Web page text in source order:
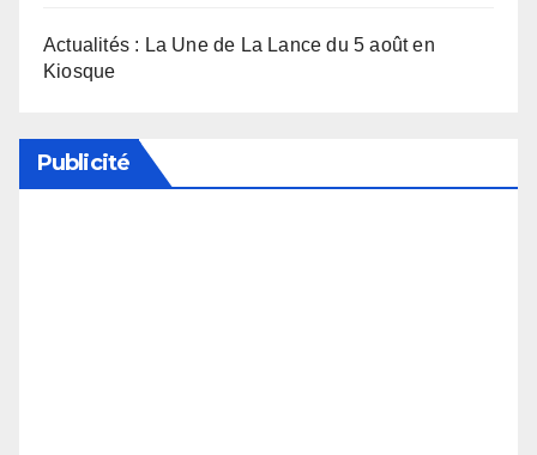
Actualités : La Une de La Lance du 5 août en
Kiosque
Publicité